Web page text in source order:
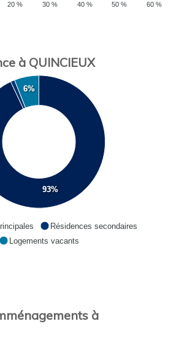
60 %
50 %
40 %
30 %
20 %
à QUINCIEUX
93%
6%
Résidences secondaires
Logements vacants
à